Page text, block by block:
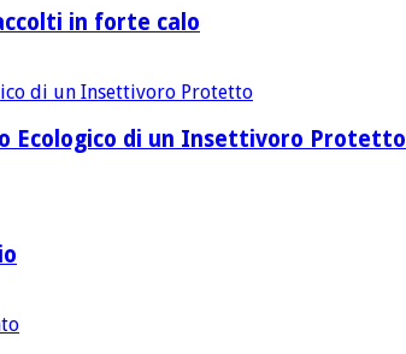
in forte calo
Ecologico di un Insettivoro Protetto